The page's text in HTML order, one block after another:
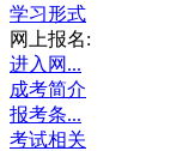
学习形式
网上报名:
进入网...
成考简介
报考条...
考试相关